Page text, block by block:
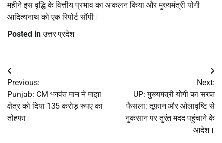
महीने इस वृद्धि के वित्तीय प्रभाव का आकलन किया और मुख्यमंत्री योगी
आदित्यनाथ को एक रिपोर्ट सौंपी।
Posted inउत्तर प्रदेश
Post
navigation
Previous:
Punjab: CM भगवंत मान ने माझा
क्षेत्र को दिया 135 करोड़ रुपए का
तोहफा।
Next:
UP: मुख्यमंत्री योगी का सख्त
फैसला: तूफान और ओलावृष्टि से
नुकसान पर तुरंत मदद पहुंचाने के
आदेश।